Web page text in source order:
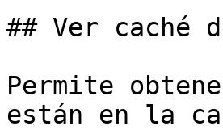
## Ver caché
Permite
están en la